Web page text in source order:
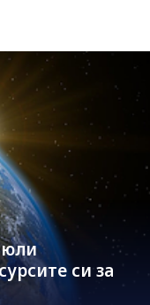
юли
си за